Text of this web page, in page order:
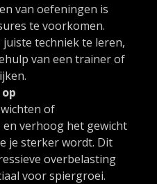
van oefeningen is
te voorkomen.
juiste techniek te leren,
van een trainer of
of
verhoog het gewicht
je sterker wordt. Dit
overbelasting
voor spiergroei.